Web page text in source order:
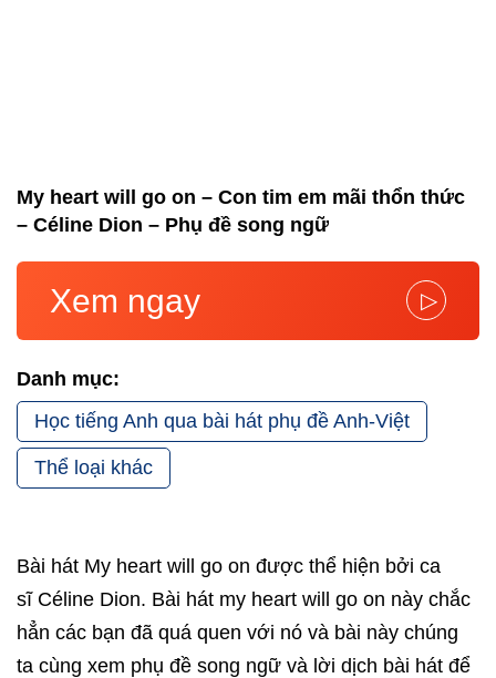
My heart will go on – Con tim em mãi thổn thức
– Céline Dion – Phụ đề song ngữ
Danh mục:
Học tiếng Anh qua bài hát phụ đề Anh-Việt
Thể loại khác
Xem ngay ▷
Bài hát My heart will go on được thể hiện bởi ca
sĩ Céline Dion. Bài hát my heart will go on này chắc
hẳn các bạn đã quá quen với nó và bài này chúng
ta cùng xem phụ đề song ngữ và lời dịch bài hát để